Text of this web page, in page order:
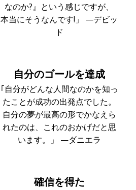
なのか?』という感じですが、
本当にそうなんです!」 —デビッ
ド
自分のゴールを達成
｢自分がどんな人間なのかを知っ
たことが成功の出発点でした。
自分の夢が最高の形でかなえら
れたのは、これのおかげだと思
います。」 —ダニエラ
確信を得た